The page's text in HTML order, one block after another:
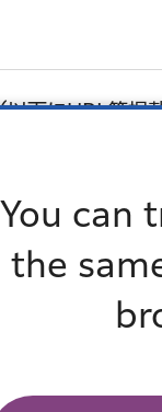
You can
the
下にURL等掲
い。（アカウ
けてください。
ていただく場